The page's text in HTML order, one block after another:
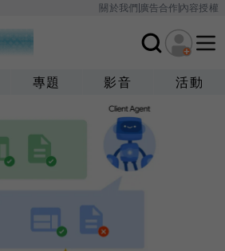
關於我們廣告合作內容授權
專題 影音 活動